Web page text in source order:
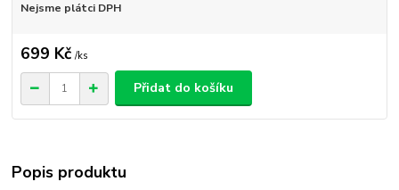
Nejsme plátci DPH
699 Kč /ks
Přidat do košíku
Popis produktu